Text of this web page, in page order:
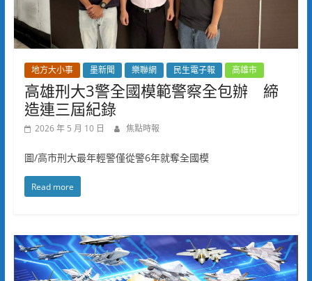
地方大小事 墨新聞 樂聯網 民生電子報 高雄市
高雄刑大3警全國模範警察全包辦 締
造連三屆紀錄
2026 年 5 月 10 日 焦點時報
圖/高市刑大最年輕警僅從警6年就奪全國模
Read more